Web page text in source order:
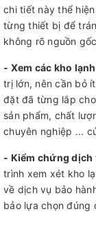
chi tiết này thể
từng thiết bị để
không rõ nguồn
- Xem các kho
trị lớn, nên cần bỏ
đặt đã từng lắp
sản phẩm, chất
chuyên nghiệp ...
- Kiểm chứng dịch
trình xem xét kho
về dịch vụ bảo
bảo lựa chọn đúng